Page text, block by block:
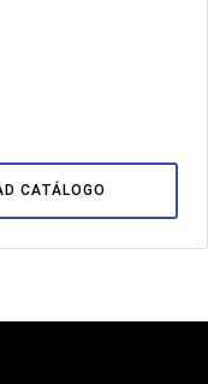
CATÁLOGO